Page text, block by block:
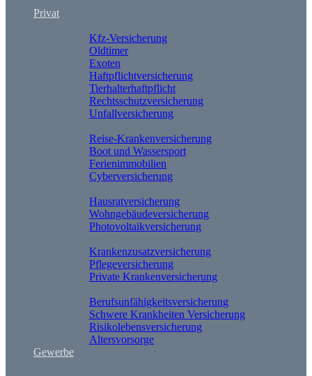
Privat
Kfz-Versicherung
Oldtimer
Exoten
Haftpflichtversicherung
Tierhalterhaftpflicht
Rechtsschutzversicherung
Unfallversicherung
Reise-Krankenversicherung
Boot und Wassersport
Ferienimmobilien
Cyberversicherung
Hausratversicherung
Wohngebäudeversicherung
Photovoltaikversicherung
Krankenzusatzversicherung
Pflegeversicherung
Private Krankenversicherung
Berufs­unfähigkeitsversicherung
Schwere Krankheiten Versicherung
Risikolebensversicherung
Altersvorsorge
Gewerbe